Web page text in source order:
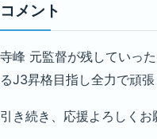
コメント
寺峰 元監督が残していっ
るJ3昇格目指し全力で頑張
引き続き、応援よろしくお